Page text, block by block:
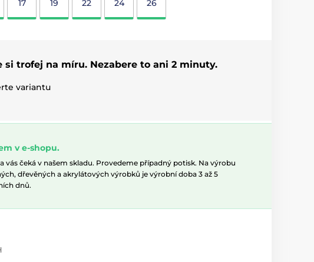
17 19 22 24 26
si trofej na míru. Nezabere to ani 2 minuty.
variantu
v e-shopu.
vás čeká v našem skladu. Provedeme případný potisk. Na výrobu
dřevěných a akrylátových výrobků je výrobní doba 3 až 5
dnů.